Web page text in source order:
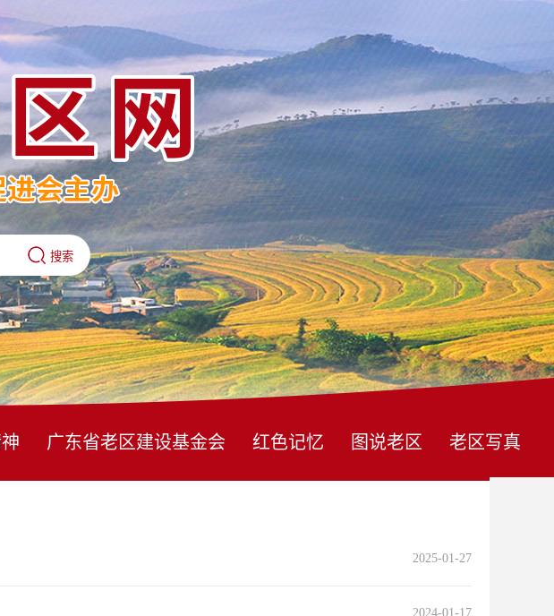
广东省老区建设基金会 红色记忆 图说老区 老区写真
2025-01-27
2024-01-17